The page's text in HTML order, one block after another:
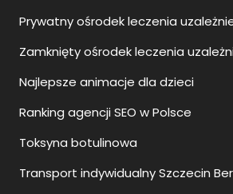
Prywatny ośrodek leczenia
Zamknięty ośrodek leczenia
Najlepsze animacje dla dzieci
Ranking agencji SEO w Polsce
Toksyna botulinowa
Transport indywidualny Szczecin